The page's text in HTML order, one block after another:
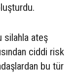
silahla ateş
ciddi risk
bu tür